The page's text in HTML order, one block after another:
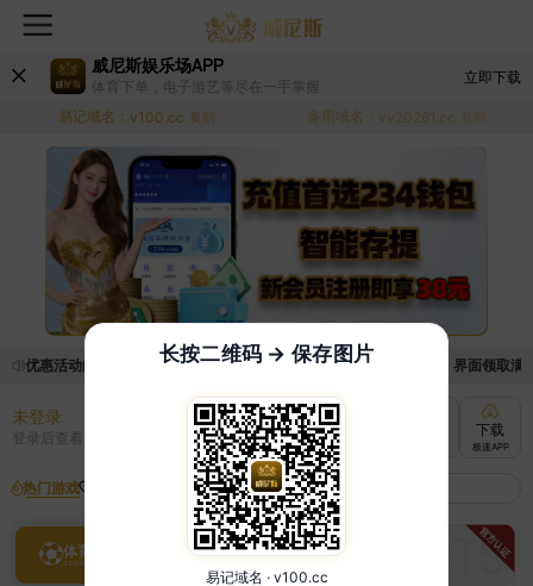
威尼斯娱乐场APP
体育下单，电子游艺等尽在一手掌握
立即下载
易记域名： v100.cc 复制 备用域名： vv20261.cc 复制
取优惠活动的手续麻烦，已新增优惠系统，现在可以前往【福利中心】界面领取
未登录
登录后查看 充值
快速到账
下载
极速APP
热门游戏
体育
长按二维码 → 保存图片
易记域名 · v100.cc